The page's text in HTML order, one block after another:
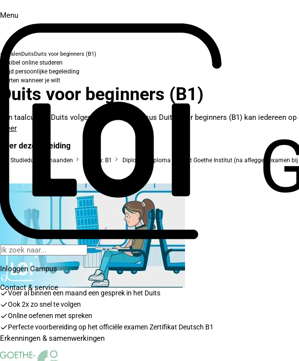
Menu
Inloggen Campus
Contact& service
TalenDuitsDuits voor beginners (B1)
Flexibel online studeren
Altijd persoonlijke begeleiding
Starten wanneer je wilt
Duits voor beginners (B1)
Een taalcursus Duits volgen? Met de LOI-cursus Duits voor beginners (B1) kan iedereen
meer
Over deze opleiding
Studieduur: 8 maanden Niveau: B1 Diploma: Diploma van het Goethe Institut (na afleggen examen
Voer al binnen een maand een gesprek in het Duits
Ook 2x zo snel te volgen
Online oefenen met spreken
Perfecte voorbereiding op het officiële examen Zertifikat Deutsch B1
Erkenningen & samenwerkingen